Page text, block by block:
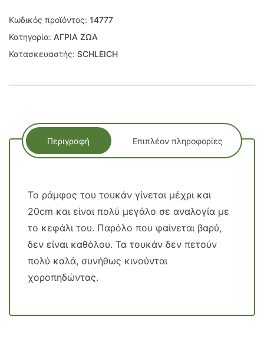
Κωδικός προϊόντος: 14777
Κατηγορία: ΑΓΡΙΑ ΖΩΑ
Κατασκευαστής: SCHLEICH
Περιγραφή Επιπλέον πληροφορίες
Το ράμφος του τουκάν γίνεται μέχρι και
20cm και είναι πολύ μεγάλο σε αναλογία με
το κεφάλι του. Παρόλο που φαίνεται βαρύ,
δεν είναι καθόλου. Τα τουκάν δεν πετούν
πολύ καλά, συνήθως κινούνται
χοροπηδώντας.